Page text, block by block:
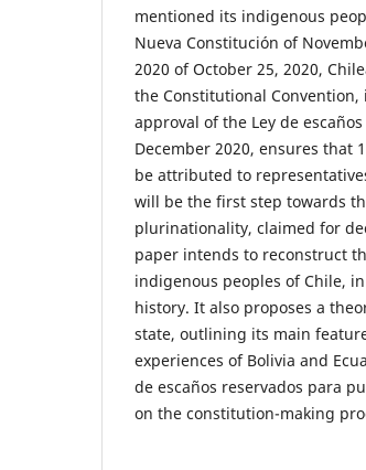
mentioned its indigenous
Nueva Constitución of
2020 of October 25, 2020,
the Constitutional
approval of the Ley de
December 2020, ensures that
be attributed to
will be the first step towards
plurinationality, claimed for
paper intends to reconstruct
indigenous peoples of Chile,
history. It also proposes a
state, outlining its main
experiences of Bolivia and
de escaños reservados para
on the constitution-making